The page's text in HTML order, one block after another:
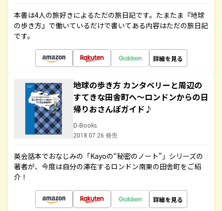
本書は4人の旅好きによるただの旅日記です。たまたま『地球
の歩き方』で働いているだけで書いてある内容はただの旅日記
です。
詳細を見る
地球の歩き方 カンタベリーと周辺の
すてきな田舎町へ～ロンドンからの日
帰りおさんぽガイド♪
D-Books
2018.07.26 発売
英会話本でおなじみの「Kayoの“秘密のノート”」シリーズの
著者が、今度は自分の滞在するロンドン南東の田舎町をご紹
介！
詳細を見る